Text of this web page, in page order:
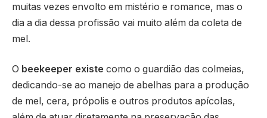
muitas vezes envolto em mistério e romance, mas o
dia a dia dessa profissão vai muito além da coleta de
mel.
O beekeeper existe como o guardião das colmeias,
dedicando-se ao manejo de abelhas para a produção
de mel, cera, própolis e outros produtos apícolas,